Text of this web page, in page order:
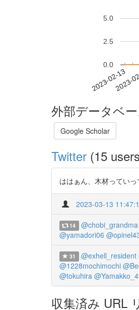
2023-02-13
2023-
0.0
2.5
5.0
外部データベ
Google Scholar
Twitter (15
ははぁん、木材ってい
2023-03-13
14 @chobi_grandma
@yamadori06
31 @exhell_resident
@1228mochimochi
@tokuhira
収集済み URL